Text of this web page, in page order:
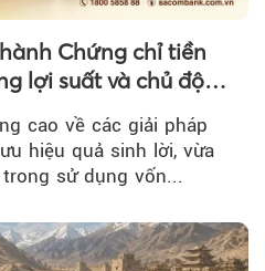
Chứng chỉ tiền
lợi suất và chủ động
hàng
cao về các giải pháp
hiệu quả sinh lời, vừa
sử dụng vốn...